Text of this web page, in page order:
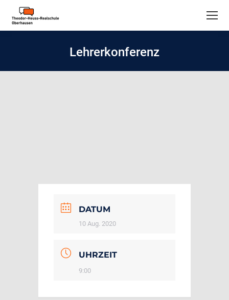
Lehrerkonferenz
DATUM
10 Aug. 2020
UHRZEIT
9:00